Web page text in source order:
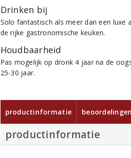
Drinken bij
Solo fantastisch als meer dan een luxe
de rijke gastronomische keuken.
Houdbaarheid
Pas mogelijk op dronk 4 jaar na de
25-30 jaar.
productinformatie beoordelingen
productinformatie